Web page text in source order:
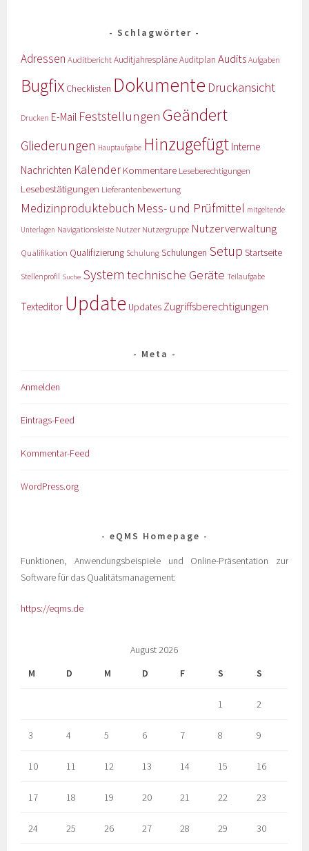
Schlagwörter
Adressen AuditberichtAuditjahrespläneAuditplan Audits Aufgaben
Bugfix Checklisten Dokumente Druckansicht
Drucken E-Mail Feststellungen Geändert
Gliederungen Hauptaufgabe Hinzugefügt Interne
Nachrichten KalenderKommentare Leseberechtigungen
Lesebestätigungen Lieferantenbewertung
Medizinproduktebuch Mess- und Prüfmittel mitgeltende
Unterlagen Navigationsleiste Nutzer Nutzergruppe Nutzerverwaltung
Qualifikation Qualifizierung Schulung Schulungen Setup Startseite
Stellenprofil Suche System technische Geräte Teilaufgabe
Texteditor Update Updates Zugriffsberechtigungen
Meta
Anmelden
Eintrags-Feed
Kommentar-Feed
WordPress.org
eQMS Homepage
Funktionen, Anwendungsbeispiele und Online-Präsentation zur
Software für das Qualitätsmanagement:
https://eqms.de
August 2026
M
D M D F S S
1 2
3 4 5 6 7 8 9
10 11 12 13 14 15 16
17 18 19 20 21 22 23
24 25 26 27 28 29 30